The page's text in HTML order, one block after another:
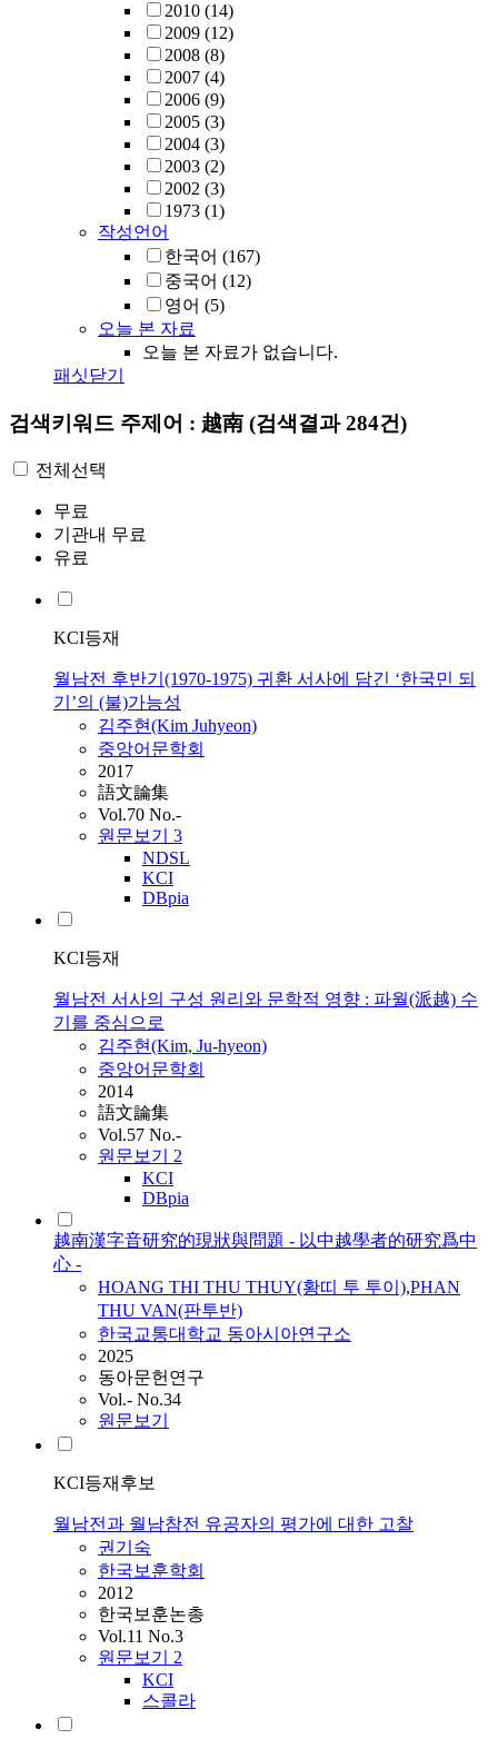
2010 (14)
2009 (12)
2008 (8)
2007 (4)
2006 (9)
2005 (3)
2004 (3)
2003 (2)
2002 (3)
1973 (1)
작성언어
한국어 (167)
중국어 (12)
영어 (5)
오늘 본 자료
오늘 본 자료가 없습니다.
패싯닫기
검색키워드 주제어 : 越南 (검색결과 284건)
전체선택
무료
기관내 무료
유료
KCI등재
월남전 후반기(1970-1975) 귀환 서사에 담긴 ‘한국민 되
기’의 (불)가능성
김주현(Kim Juhyeon)
중앙어문학회
2017
語文論集
Vol.70 No.-
원문보기 3
NDSL
KCI
DBpia
KCI등재
월남전 서사의 구성 원리와 문학적 영향 : 파월(派越) 수
기를 중심으로
김주현(Kim, Ju-hyeon)
중앙어문학회
2014
語文論集
Vol.57 No.-
원문보기 2
KCI
DBpia
越南漢字音研究的現狀與問題 - 以中越學者的研究爲中
心 -
HOANG THI THU THUY(황띠 투 투이),PHAN
THU VAN(판투반)
한국교통대학교 동아시아연구소
2025
동아문헌연구
Vol.- No.34
원문보기
KCI등재후보
월남전과 월남참전 유공자의 평가에 대한 고찰
권기숙
한국보훈학회
2012
한국보훈논총
Vol.11 No.3
원문보기 2
KCI
스콜라